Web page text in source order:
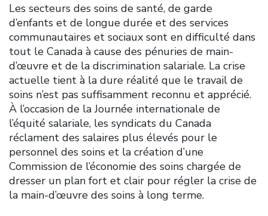
Les secteurs des soins de santé, de garde
d’enfants et de longue durée et des services
communautaires et sociaux sont en difficulté dans
tout le Canada à cause des pénuries de main-
d’œuvre et de la discrimination salariale. La crise
actuelle tient à la dure réalité que le travail de
soins n’est pas suffisamment reconnu et apprécié.
À l’occasion de la Journée internationale de
l’équité salariale, les syndicats du Canada
réclament des salaires plus élevés pour le
personnel des soins et la création d’une
Commission de l’économie des soins chargée de
dresser un plan fort et clair pour régler la crise de
la main-d’œuvre des soins à long terme.